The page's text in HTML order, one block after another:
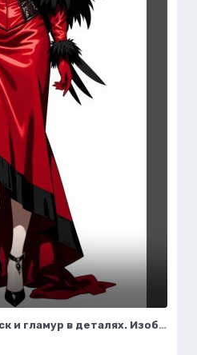
Изысканная мода: бурлеск и гламур в деталях. Изображение из нейронной сети Flux.1